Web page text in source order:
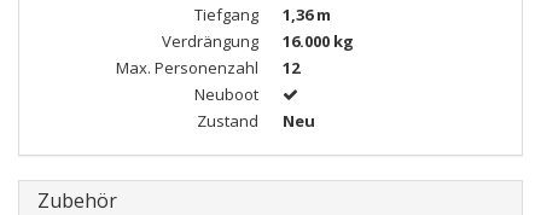
Tiefgang
1,36 m
Verdrängung
16.000 kg
Max. Personenzahl
12
Neuboot
Zustand
Neu
Zubehör